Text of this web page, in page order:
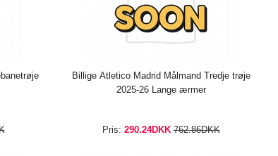
Billige Atletico Madrid Målmand Tredje trøje
2025-26 Lange ærmer
Pris: 290.24DKK 762.86DKK